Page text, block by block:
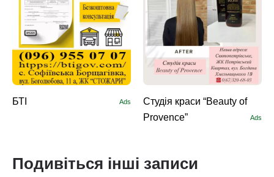
БТІ Ads
Студія краси “Beauty of
Provence”
Ads
Подивіться інші записи